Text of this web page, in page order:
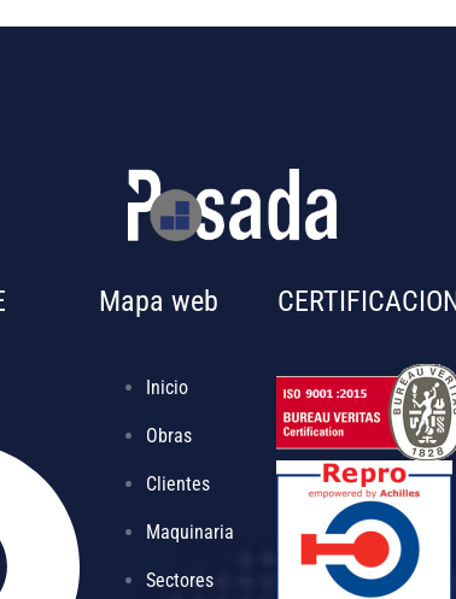
Mapa web
Inicio
Obras
Clientes
Maquinaria
Sectores